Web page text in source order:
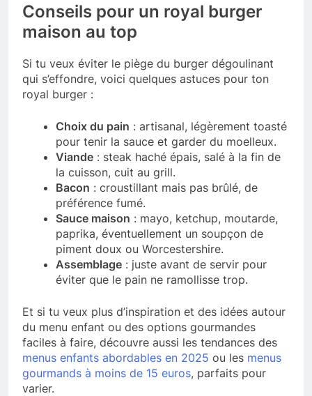
Conseils pour un royal burger
maison au top
Si tu veux éviter le piège du burger dégoulinant
qui s’effondre, voici quelques astuces pour ton
royal burger :
Choix du pain : artisanal, légèrement toasté
pour tenir la sauce et garder du moelleux.
Viande : steak haché épais, salé à la fin de
la cuisson, cuit au grill.
Bacon : croustillant mais pas brûlé, de
préférence fumé.
Sauce maison : mayo, ketchup, moutarde,
paprika, éventuellement un soupçon de
piment doux ou Worcestershire.
Assemblage : juste avant de servir pour
éviter que le pain ne ramollisse trop.
Et si tu veux plus d’inspiration et des idées autour
du menu enfant ou des options gourmandes
faciles à faire, découvre aussi les tendances des
menus enfants abordables en 2025 ou les menus
gourmands à moins de 15 euros, parfaits pour
varier.